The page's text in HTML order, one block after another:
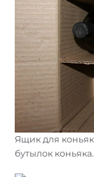
Ящик для
бутылок